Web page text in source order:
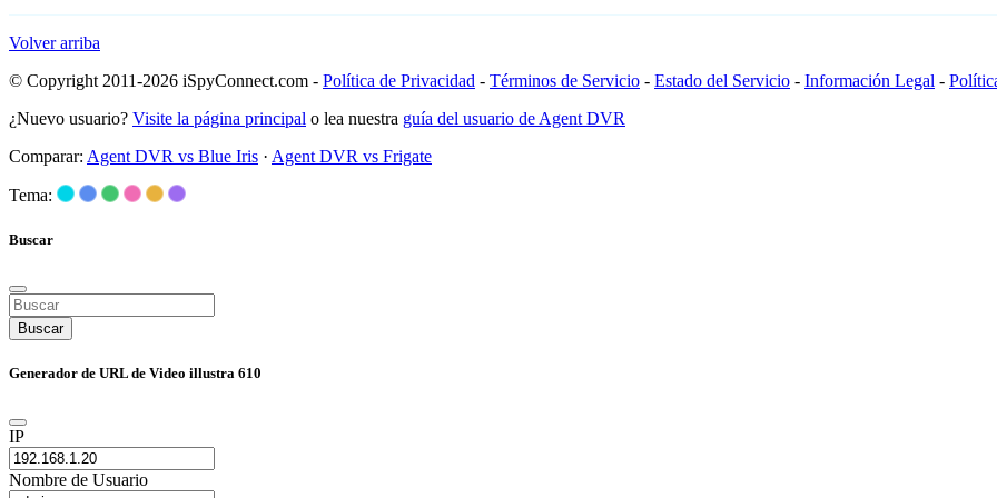
Volver arriba
© Copyright 2011-2026 iSpyConnect.com - Política de Privacidad - Términos de Servicio - Estado del Servicio - Información Legal -
¿Nuevo usuario? Visite la página principal o lea nuestra guía del usuario de Agent DVR
Comparar: Agent DVR vs Blue Iris · Agent DVR vs Frigate
Tema:
Buscar
Buscar
Generador de URL de Video illustra 610
IP
Nombre de Usuario